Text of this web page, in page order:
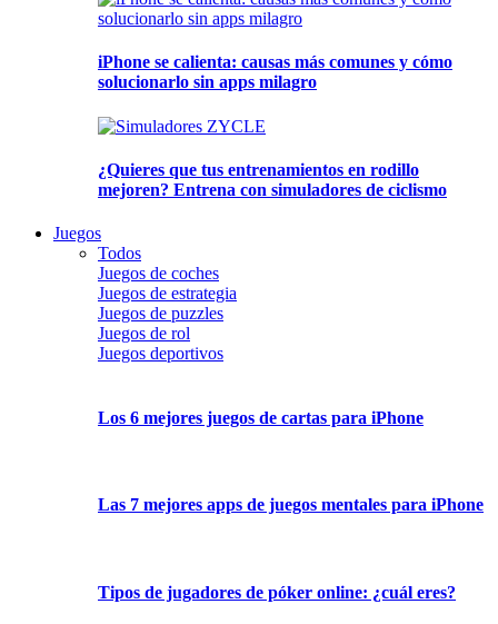
iPhone se calienta: causas más comunes y cómo
solucionarlo sin apps milagro
¿Quieres que tus entrenamientos en rodillo
mejoren? Entrena con simuladores de ciclismo
Juegos
Todos
Juegos de coches
Juegos de estrategia
Juegos de puzzles
Juegos de rol
Juegos deportivos
Los 6 mejores juegos de cartas para iPhone
Las 7 mejores apps de juegos mentales para iPhone
Tipos de jugadores de póker online: ¿cuál eres?